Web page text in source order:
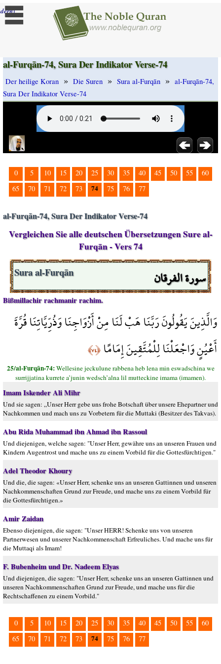
]
al-Furqān-74, Sura Der Indikator Verse-74
Der heilige Koran » Die Suren » Sura al-Furqān » al-Furqān-74,
Sura Der Indikator Verse-74
0 5 10 15 20 25 30 35 40 45 50 55
60
65
70 71 72 73 74 75 76 77
al-Furqān-74, Sura Der Indikator Verse-74
Vergleichen Sie alle deutschen Übersetzungen Sure al-
Furqān - Vers 74
سورة الفرقان Sura al-Furqān
Bißmillachir rachmanir rachim.
وَالَّذِينَ يَقُولُونَ رَبَّنَا هَبْ لَنَا مِنْ أَزْوَاجِنَا وَذُرِّيَّاتِنَا قُرَّةَ
أَعْيُنٍ وَاجْعَلْنَا لِلْمُتَّقِينَ إِمَامًا﴿٧٤﴾
25/al-Furqān-74:Wellesine jeckulune rabbena heb lena min eswadschina we
surrijjatina kurrete a’junin wedsch’alna lil mutteckine imama (imamen).
Imam Iskender Ali Mihr
Und sie sagen: „Unser Herr gebe uns frohe Botschaft über unsere Ehepartner und
Nachkommen und mach uns zu Vorbetern für die Muttaki (Besitzer des Takvas).
Abu Rida Muhammad ibn Ahmad ibn Rassoul
Und diejenigen, welche sagen: "Unser Herr, gewähre uns an unseren Frauen und
Kindern Augentrost und mache uns zu einem Vorbild für die Gottesfürchtigen."
Adel Theodor Khoury
Und die, die sagen: «Unser Herr, schenke uns an unseren Gattinnen und unseren
Nachkommenschaften Grund zur Freude, und mache uns zu einem Vorbild für
die Gottesfürchtigen.»
Amir Zaidan
Ebenso diejenigen, die sagen: "Unser HERR! Schenke uns von unseren
Partnerwesen und unserer Nachkommenschaft Erfreuliches. Und mache uns für
die Muttaqi als Imam!
F. Bubenheim und Dr. Nadeem Elyas
Und diejenigen, die sagen: "Unser Herr, schenke uns an unseren Gattinnen und
unseren Nachkommenschaften Grund zur Freude, und mache uns für die
Rechtschaffenen zu einem Vorbild."
0 5 10 15 20 25 30 35 40 45 50 55
60
65
70 71 72 73 74 75 76 77